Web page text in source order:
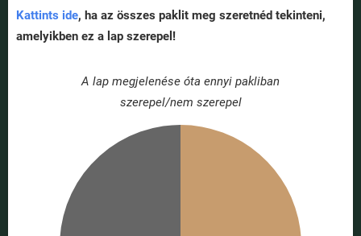
Kattints ide, ha az összes paklit meg szeretnéd tekinteni,
amelyikben ez a lap szerepel!
A lap megjelenése óta ennyi pakliban
szerepel/nem szerepel